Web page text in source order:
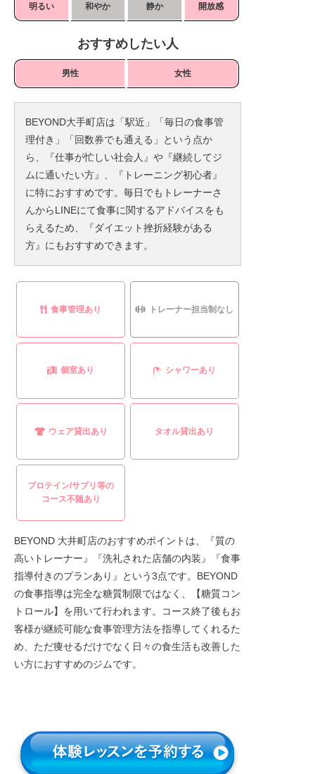
明るい 和やか 静か 開放感
おすすめしたい人
男性 女性
BEYOND大手町店は「駅近」「毎日の食事管
理付き」「回数券でも通える」という点か
ら、『仕事が忙しい社会人』や『継続してジ
ムに通いたい方』、『トレーニング初心者』
に特におすすめです。毎日でもトレーナーさ
んからLINEにて食事に関するアドバイスをも
らえるため、『ダイエット挫折経験がある
方』にもおすすめできます。
食事管理あり トレーナー担当制なし
個室あり シャワーあり
ウェア貸出あり タオル貸出あり
プロテイン/サプリ等の
コース不随あり
BEYOND 大井町店のおすすめポイントは、『質の
高いトレーナー』『洗礼された店舗の内装』『食事
指導付きのプランあり』という3点です。BEYOND
の食事指導は完全な糖質制限ではなく、【糖質コン
トロール】を用いて行われます。コース終了後もお
客様が継続可能な食事管理方法を指導してくれるた
め、ただ痩せるだけでなく日々の食生活も改善した
い方におすすめのジムです。